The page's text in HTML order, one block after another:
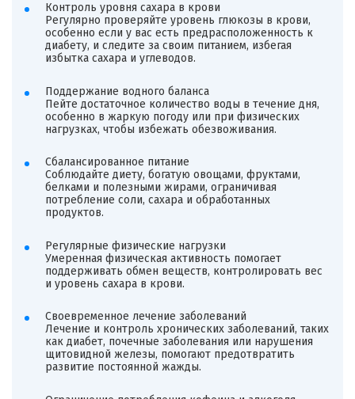
Контроль уровня сахара в крови
Регулярно проверяйте уровень глюкозы в крови,
особенно если у вас есть предрасположенность к
диабету, и следите за своим питанием, избегая
избытка сахара и углеводов.
Поддержание водного баланса
Пейте достаточное количество воды в течение дня,
особенно в жаркую погоду или при физических
нагрузках, чтобы избежать обезвоживания.
Сбалансированное питание
Соблюдайте диету, богатую овощами, фруктами,
белками и полезными жирами, ограничивая
потребление соли, сахара и обработанных
продуктов.
Регулярные физические нагрузки
Умеренная физическая активность помогает
поддерживать обмен веществ, контролировать вес
и уровень сахара в крови.
Своевременное лечение заболеваний
Лечение и контроль хронических заболеваний, таких
как диабет, почечные заболевания или нарушения
щитовидной железы, помогают предотвратить
развитие постоянной жажды.